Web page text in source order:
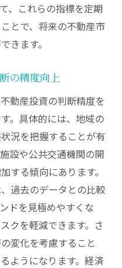
、これらの指標を定期
とで、将来の不動産市
きます。
の精度向上
動産投資の判断精度を
。具体的には、地域の
況を把握することが有
設や公共交通機関の開
する傾向にあります。
過去のデータとの比較
ドを見極めやすくな
クを軽減できます。さ
変化を考慮すること
ようになります。経済